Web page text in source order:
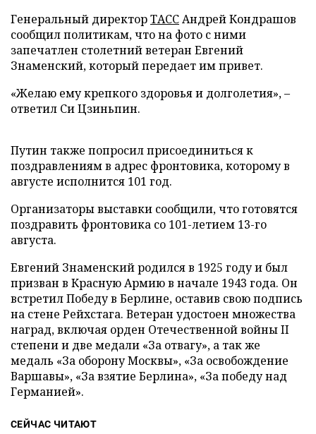
Генеральный директорТАССАндрей Кондрашов
сообщил политикам, что на фото с ними
запечатлен столетний ветеран Евгений
Знаменский, который передает им привет.
«Желаю ему крепкого здоровья и долголетия», –
ответил Си Цзиньпин.
Путин также попросил присоединиться к
поздравлениям в адрес фронтовика, которому в
августе исполнится 101 год.
Организаторы выставки сообщили, что готовятся
поздравить фронтовика со 101-летием 13-го
августа.
Евгений Знаменский родился в 1925 году и был
призван в Красную Армию в начале 1943 года. Он
встретил Победу в Берлине, оставив свою подпись
на стене Рейхстага. Ветеран удостоен множества
наград, включая орден Отечественной войны II
степени и две медали «За отвагу», а так же
медаль «За оборону Москвы», «За освобождение
Варшавы», «За взятие Берлина», «За победу над
Германией».
СЕЙЧАС ЧИТАЮТ